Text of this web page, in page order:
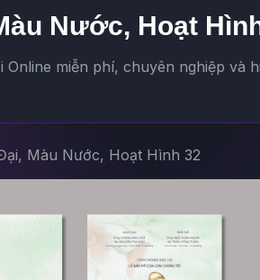
Nước, Hoạt
miễn phí, chuyên nghiệp và
Màu Nước, Hoạt Hình 32